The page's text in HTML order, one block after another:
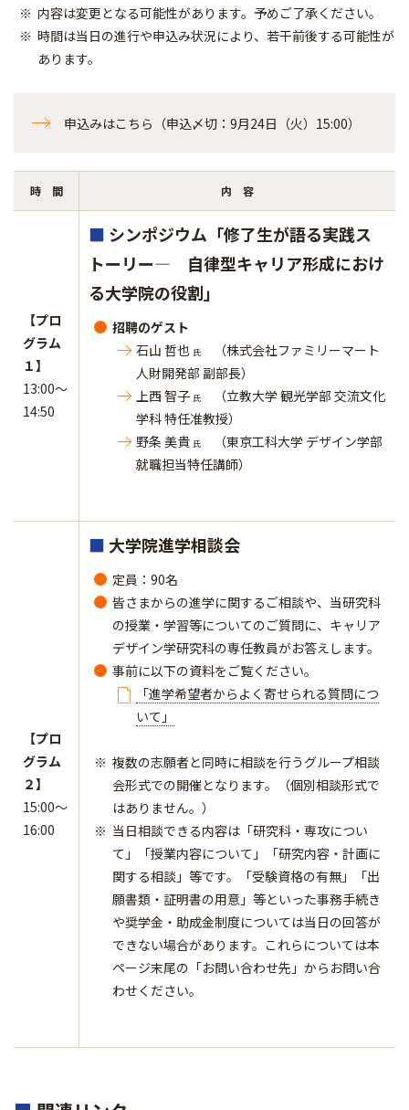
内容は変更となる可能性があります。予めご了承ください。
時間は当日の進行や申込み状況により、若干前後する可能性が
あります。
申込みはこちら（申込〆切：9月24日（火）15:00）
時 間 内 容
【プロ
グラム
１】
13:00～
14:50
■ シンポジウム「修了生が語る実践ス
トーリー― 自律型キャリア形成におけ
る大学院の役割」
招聘のゲスト
石山 哲也 氏
（株式会社ファミリーマート
人財開発部 副部長）
上西 智子 氏
（立教大学 観光学部 交流文化
学科 特任准教授）
野条 美貴 氏
（東京工科大学 デザイン学部
就職担当特任講師）
【プロ
グラム
２】
15:00～
16:00
■ 大学院進学相談会
​​​​​​​定員：90名
皆さまからの進学に関するご相談や、当研究科
の授業・学習等についてのご質問に、キャリア
デザイン学研究科の専任教員がお答えします。
事前に以下の資料をご覧ください。
「進学希望者からよく寄せられる質問につ
いて」
複数の志願者と同時に相談を行うグループ相談
会形式での開催となります。（個別相談形式で
はありません。）
当日相談できる内容は「研究科・専攻につい
て」「授業内容について」「研究内容・計画に
関する相談」等です。「受験資格の有無」「出
願書類・証明書の用意」等といった事務手続き
や奨学金・助成金制度については当日の回答が
できない場合があります。これらについては本
ページ末尾の「お問い合わせ先」からお問い合
わせください。